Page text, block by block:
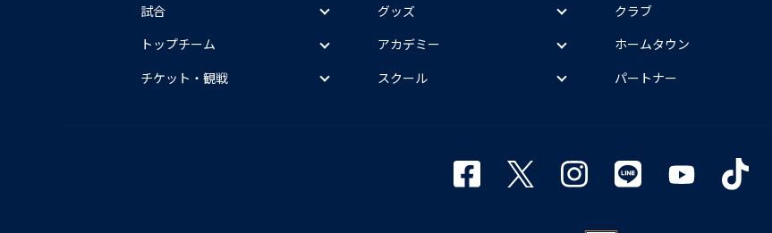
試合
トップチーム
チケット・観戦
グッズ
アカデミー
スクール
クラブ
ホームタウン
パートナー